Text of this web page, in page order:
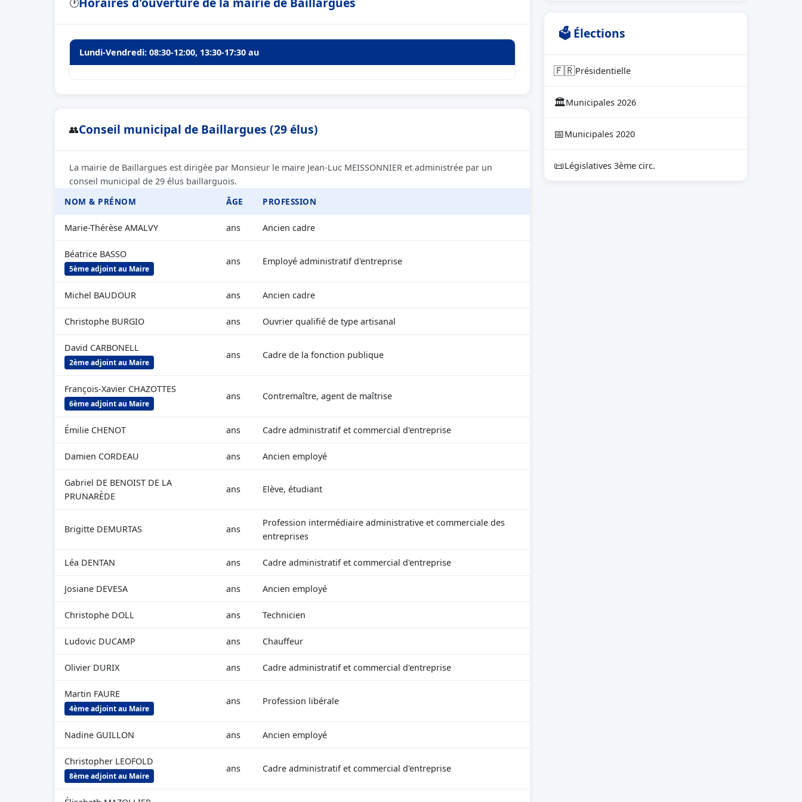
🕐
Lundi-Vendredi: 08:30-12:00, 13:30-17:30 au
👥Conseil municipal de Baillargues (29 élus)
La mairie de Baillargues est dirigée par Monsieur le maire Jean-Luc MEISSONNIER et administrée par un
conseil municipal de 29 élus baillarguois.
NOM & PRÉNOM
ÂGE PROFESSION
Marie-Thérèse AMALVY ans Ancien cadre
Béatrice BASSO
5ème adjoint au Maire
ans Employé administratif d'entreprise
Michel BAUDOUR ans Ancien cadre
Christophe BURGIO ans Ouvrier qualifié de type artisanal
David CARBONELL
2ème adjoint au Maire
ans Cadre de la fonction publique
François-Xavier CHAZOTTES
6ème adjoint au Maire
ans Contremaître, agent de maîtrise
Émilie CHENOT ans Cadre administratif et commercial d'entreprise
Damien CORDEAU ans Ancien employé
Gabriel DE BENOIST DE LA
PRUNARÈDE
ans Elève, étudiant
Brigitte DEMURTAS ans
Profession intermédiaire administrative et commerciale des
entreprises
Léa DENTAN ans Cadre administratif et commercial d'entreprise
Josiane DEVESA ans Ancien employé
Christophe DOLL ans Technicien
Ludovic DUCAMP ans Chauffeur
Olivier DURIX ans Cadre administratif et commercial d'entreprise
Martin FAURE
4ème adjoint au Maire
ans Profession libérale
Nadine GUILLON ans Ancien employé
Christopher LEOFOLD
8ème adjoint au Maire
ans Cadre administratif et commercial d'entreprise
🗳 Élections
🇫🇷Présidentielle
🏛Municipales 2026
📅Municipales 2020
📜Législatives 3ème circ.